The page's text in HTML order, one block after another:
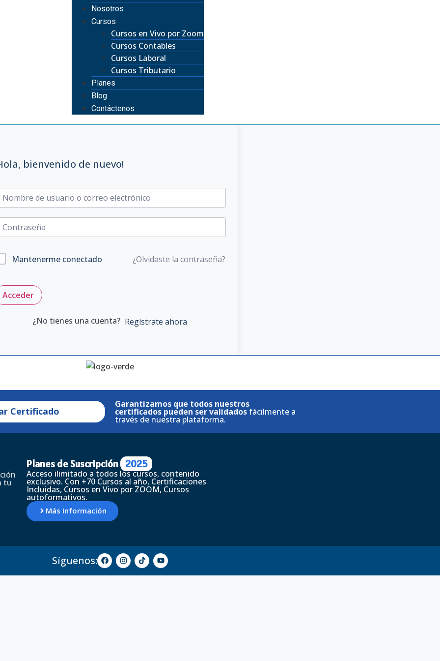
Nosotros
Cursos
Cursos en Vivo por Zoom
Cursos Contables
Cursos Laboral
Cursos Tributario
Planes
Blog
Contáctenos
bienvenido de nuevo!
Mantenerme conectado ¿Olvidaste la contraseña?
Acceder
¿No tienes una cuenta? Regístrate ahora
Certificado
Garantizamos que todos nuestros
certificados pueden ser validados fácilmente a
través de nuestra plataforma.
tu
Planes de Suscripción 2025
Acceso ilimitado a todos los cursos, contenido
exclusivo. Con +70 Cursos al año, Certificaciones
Incluidas, Cursos en Vivo por ZOOM, Cursos
autoformativos.
Más Información
Síguenos: